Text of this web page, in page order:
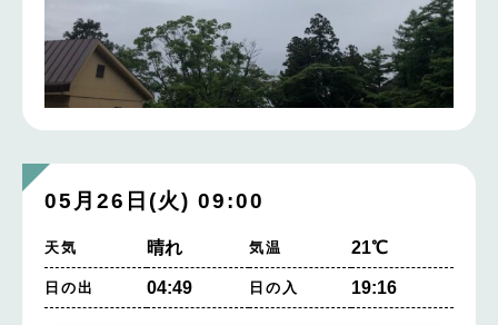
05月26日(火) 09:00
天気 晴れ 気温 21℃
日の出 04:49 日の入 19:16